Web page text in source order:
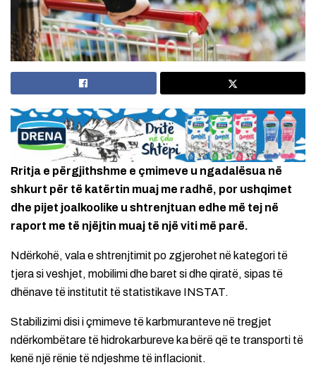
Rritja e përgjithshme e çmimeve u ngadalësua në
shkurt për të katërtin muaj me radhë, por ushqimet
dhe pijet joalkoolike u shtrenjtuan edhe më tej në
raport me të njëjtin muaj të një viti më parë.
Ndërkohë, vala e shtrenjtimit po zgjerohet në kategori të
tjera si veshjet, mobilimi dhe baret si dhe qiratë, sipas të
dhënave të institutit të statistikave INSTAT.
Stabilizimi disi i çmimeve të karbmuranteve në tregjet
ndërkombëtare të hidrokarbureve ka bërë që te transporti të
kenë një rënie të ndjeshme të inflacionit.